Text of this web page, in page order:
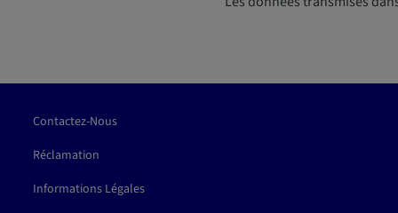
Contactez-Nous
Réclamation
Informations Légales